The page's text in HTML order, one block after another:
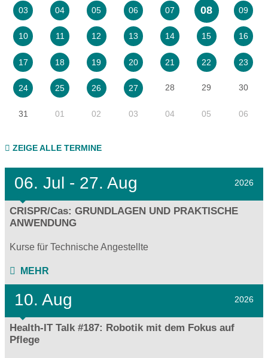
03 04 05 06 07 08 09
10 11 12 13 14 15 16
17 18 19 20 21 22 23
24 25 26 27 28 29 30
31 01 02 03 04 05 06
ZEIGE ALLE TERMINE
06. Jul - 27. Aug 2026
CRISPR/Cas: GRUNDLAGEN UND PRAKTISCHE
ANWENDUNG
Kurse für Technische Angestellte
MEHR
10. Aug 2026
Health-IT Talk #187: Robotik mit dem Fokus auf
Pflege